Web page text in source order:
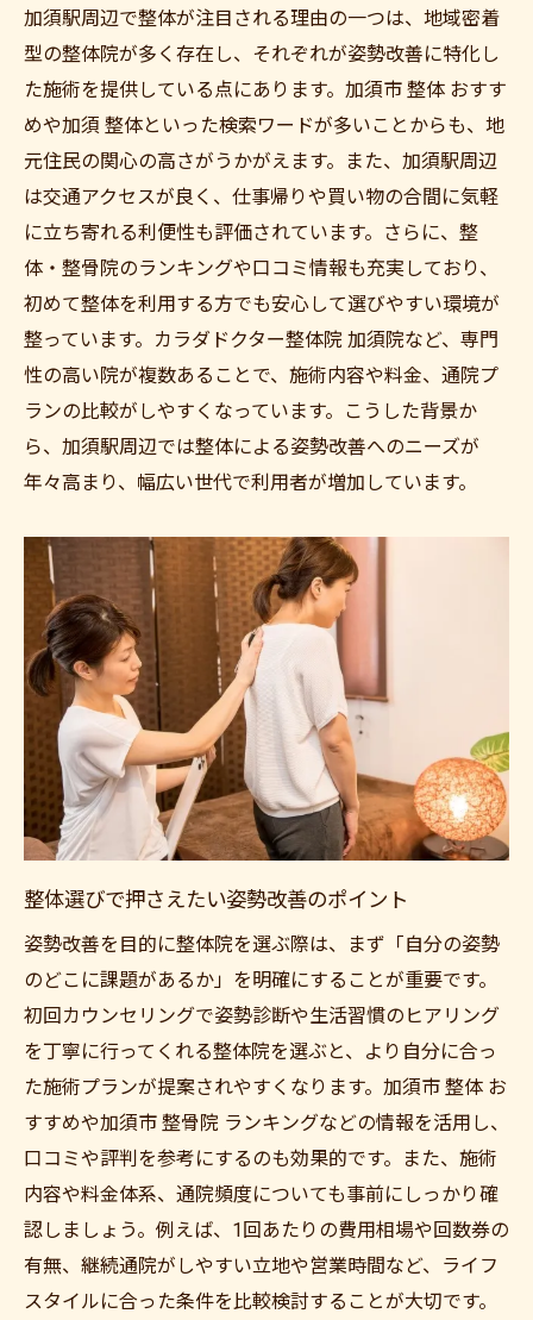
加須駅周辺で整体が注目される理由の一つは、地域密着
型の整体院が多く存在し、それぞれが姿勢改善に特化し
た施術を提供している点にあります。加須市 整体 おすす
めや加須 整体といった検索ワードが多いことからも、地
元住民の関心の高さがうかがえます。また、加須駅周辺
は交通アクセスが良く、仕事帰りや買い物の合間に気軽
に立ち寄れる利便性も評価されています。さらに、整
体・整骨院のランキングや口コミ情報も充実しており、
初めて整体を利用する方でも安心して選びやすい環境が
整っています。カラダドクター整体院 加須院など、専門
性の高い院が複数あることで、施術内容や料金、通院プ
ランの比較がしやすくなっています。こうした背景か
ら、加須駅周辺では整体による姿勢改善へのニーズが
年々高まり、幅広い世代で利用者が増加しています。
整体選びで押さえたい姿勢改善のポイント
姿勢改善を目的に整体院を選ぶ際は、まず「自分の姿勢
のどこに課題があるか」を明確にすることが重要です。
初回カウンセリングで姿勢診断や生活習慣のヒアリング
を丁寧に行ってくれる整体院を選ぶと、より自分に合っ
た施術プランが提案されやすくなります。加須市 整体 お
すすめや加須市 整骨院 ランキングなどの情報を活用し、
口コミや評判を参考にするのも効果的です。また、施術
内容や料金体系、通院頻度についても事前にしっかり確
認しましょう。例えば、1回あたりの費用相場や回数券の
有無、継続通院がしやすい立地や営業時間など、ライフ
スタイルに合った条件を比較検討することが大切です。